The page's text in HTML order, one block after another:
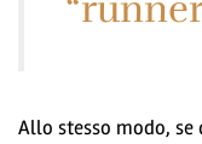
Allo stesso modo,